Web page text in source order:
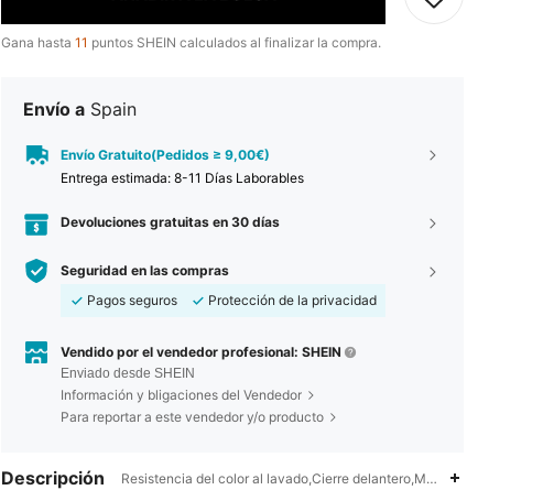
Gana hasta 11 puntos SHEIN calculados al finalizar la compra.
Envío a Spain
Envío Gratuito(Pedidos ≥ 9,00€)
Entrega estimada: 8-11 Días Laborables
Devoluciones gratuitas en 30 días
Seguridad en las compras
Pagos seguros
Protección de la privacidad
Vendido por el vendedor profesional: SHEIN
Enviado desde SHEIN
Información y bligaciones del Vendedor
Para reportar a este vendedor y/o producto
Descripción Resistencia del color al lavado,Cierre delantero,Moldeado